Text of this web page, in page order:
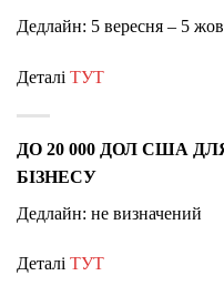
Дедлайн: 5 вересня – 5
Деталі ТУТ
ДО 20 000 ДОЛ США
БІЗНЕСУ
Дедлайн: не визначений
Деталі ТУТ